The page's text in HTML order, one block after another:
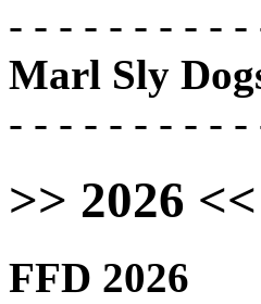
- - - - - - - - - -
Marl Sly
- - - - - - - - - -
>> 2026 <<
FFD 2026